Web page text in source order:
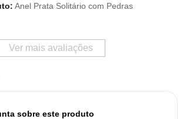
Anel Prata Solitário com Pedras
Ver mais avaliações
sobre este produto